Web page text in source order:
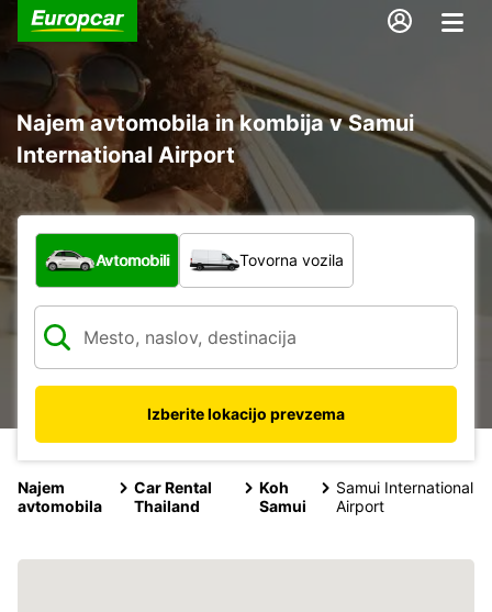
Najem avtomobila in kombija v Samui
International Airport
Katera vrsta vozila?
Avtomobili Tovorna vozila
Izberite lokacijo prevzema
Najem
avtomobila
Car Rental
Thailand
Koh
Samui
Samui International
Airport